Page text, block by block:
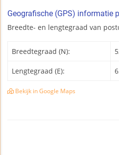
Geografische (GPS) informatie
Breedte- en lengtegraad van
Breedtegraad (N):
Lengtegraad (E):
Bekijk in Google Maps